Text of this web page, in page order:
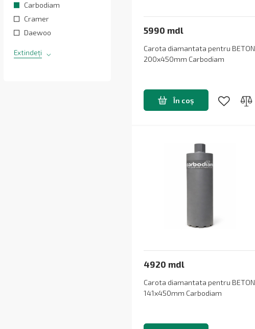
Carbodiam
Cramer
Daewoo
Extindeți
5990 mdl
Carota diamantata pentru BETON
200x450mm Carbodiam
În coș
4920 mdl
Carota diamantata pentru BETON
141x450mm Carbodiam